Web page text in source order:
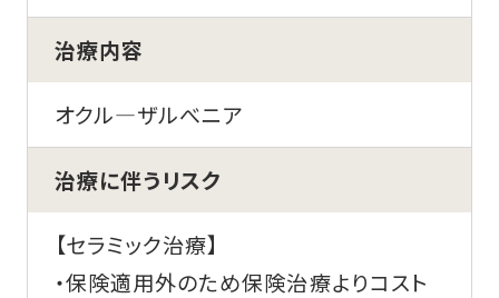
治療内容
オクル―ザルべニア
治療に伴うリスク
【セラミック治療】
・保険適用外のため保険治療よりコスト